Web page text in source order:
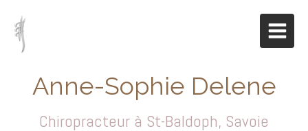
Anne-Sophie Delene
Chiropracteur à St-Baldoph, Savoie